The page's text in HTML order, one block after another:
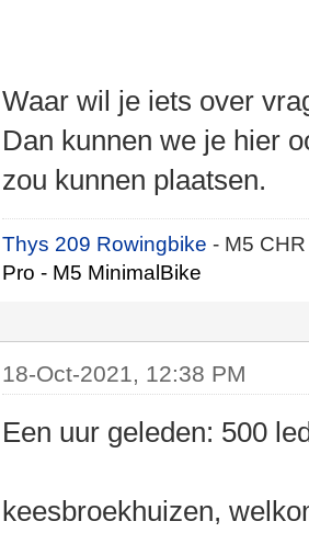
Waar wil je iets over
Dan kunnen we je hier
zou kunnen plaatsen.
Thys 209 Rowingbike- M5
Pro - M5 MinimalBike
18-Oct-2021, 12:38 PM
Een uur geleden: 500
keesbroekhuizen,